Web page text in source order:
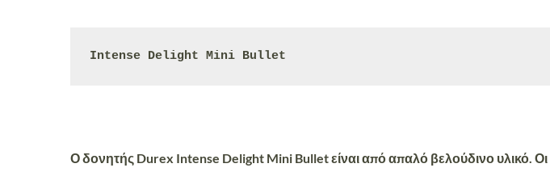
Intense Delight Mini Bullet
Ο δονητής Durex Intense Delight Mini Bullet είναι απόαπαλό βελούδινο υλικό. Οι